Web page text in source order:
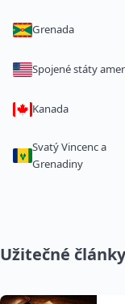
Grenada
Spojené státy
Kanada
Svatý Vincenc a
Grenadiny
Užitečné